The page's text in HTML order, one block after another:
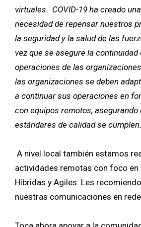
virtuales. COVID-19 ha creado
necesidad de repensar nuestros
la seguridad y la salud de las
vez que se asegure la continuidad
operaciones de las
las organizaciones se deben
a continuar sus operaciones en
con equipos remotos, asegurando
estándares de calidad se
A nivel local también estamos
actividades remotas con foco
Híbridas y Agiles. Les
nuestras comunicaciones en